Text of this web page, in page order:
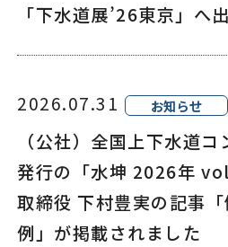
「下水道展’26東京」へ
2026.07.31 お知らせ
（公社）全国上下水道
発行の「水坤 2026年
取締役 下村豊実の記事
例」が掲載されました